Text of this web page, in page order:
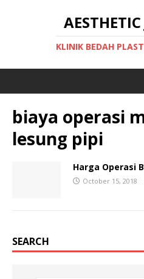
KLINIK BEDAH
biaya operasi
lesung pipi
Harga Operasi
October 15, 2018
SEARCH